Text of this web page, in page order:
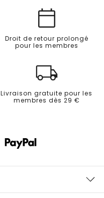
Droit de retour prolongé
pour les membres
Livraison gratuite pour les
membres dès 29 €